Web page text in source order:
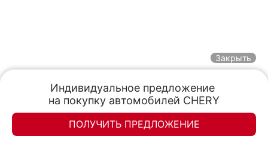
Закрыть
Индивидуальное предложение
на покупку автомобилей CHERY
ПОЛУЧИТЬ ПРЕДЛОЖЕНИЕ
Элан-моторс
Элан-моторс